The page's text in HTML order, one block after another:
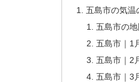
五島市の気温
五島市の
五島市｜1
五島市｜2
五島市｜3